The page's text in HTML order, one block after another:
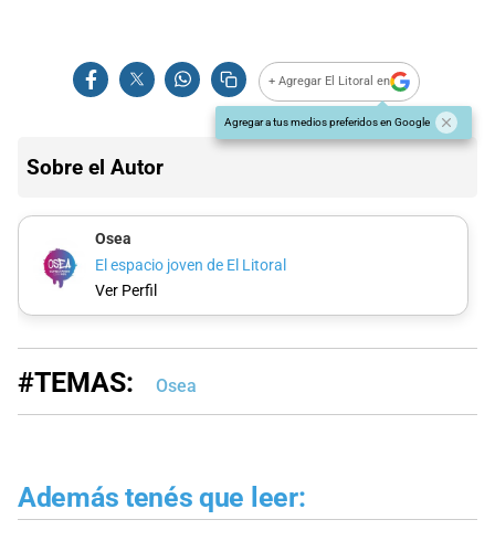
+ Agregar El Litoral en
Agregar a tus medios preferidos en Google
Sobre el Autor
Osea
El espacio joven de El Litoral
Ver Perfil
#TEMAS: Osea
Además tenés que leer: